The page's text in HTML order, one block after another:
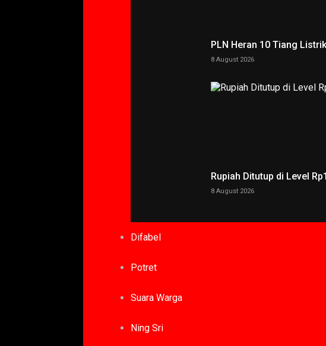
PLN Heran 10 Tiang
8 August 2026
Rupiah Ditutup di Level
8 August 2026
Difabel
Potret
Suara Warga
Ning Sri